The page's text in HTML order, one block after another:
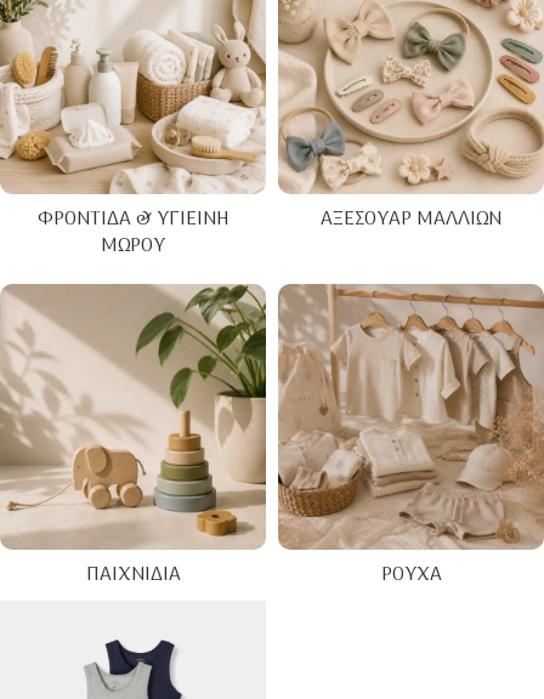
ΦΡΟΝΤΊΔΑ & ΥΓΙΕΙΝΉ
ΜΩΡΟΎ
ΑΞΕΣΟΥΆΡ ΜΑΛΛΙΏΝ
ΠΑΙΧΝΊΔΙΑ ΡΟΎΧΑ